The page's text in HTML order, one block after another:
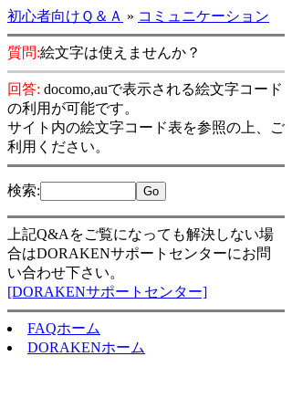
初心者向けＱ＆Ａ » コミュニケーション
質問:絵文字は使えませんか？
回答: docomo,auで表示される絵文字コード
の利用が可能です。
サイト内の絵文字コード表を参照の上、ご
利用ください。
検索:
上記Q&Aをご覧になっても解決しない場
合はDORAKENサポートセンターにお問
い合わせ下さい。
[DORAKENサポートセンター]
FAQホーム
DORAKENホーム